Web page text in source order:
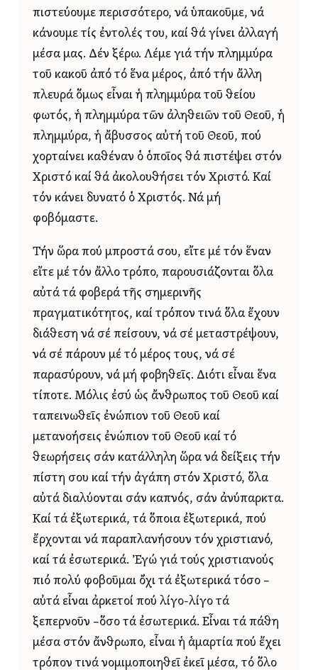
πιστεύουμε περισσότερο, νά ὑπακοῦμε, νά
κάνουμε τίς ἐντολές του, καί θά γίνει ἀλλαγή
μέσα μας. Δέν ξέρω. Λέμε γιά τήν πλημμύρα
τοῦ κακοῦ ἀπό τό ἕνα μέρος, ἀπό τήν ἄλλη
πλευρά ὅμως εἶναι ἡ πλημμύρα τοῦ θείου
φωτός, ἡ πλημμύρα τῶν ἀληθειῶν τοῦ Θεοῦ, ἡ
πλημμύρα, ἡ ἄβυσσος αὐτή τοῦ Θεοῦ, πού
χορταίνει καθέναν ὁ ὁποῖος θά πιστέψει στόν
Χριστό καί θά ἀκολουθήσει τόν Χριστό. Καί
τόν κάνει δυνατό ὁ Χριστός. Νά μή
φοβόμαστε.
Τήν ὥρα πού μπροστά σου, εἴτε μέ τόν ἕναν
εἴτε μέ τόν ἄλλο τρόπο, παρουσιάζονται ὅλα
αὐτά τά φοβερά τῆς σημερινῆς
πραγματικότητος, καί τρόπον τινά ὅλα ἔχουν
διάθεση νά σέ πείσουν, νά σέ μεταστρέψουν,
νά σέ πάρουν μέ τό μέρος τους, νά σέ
παρασύρουν, νά μή φοβηθεῖς. Διότι εἶναι ἕνα
τίποτε. Μόλις ἐσύ ὡς ἄνθρωπος τοῦ Θεοῦ καί
ταπεινωθεῖς ἐνώπιον τοῦ Θεοῦ καί
μετανοήσεις ἐνώπιον τοῦ Θεοῦ καί τό
θεωρήσεις σάν κατάλληλη ὥρα νά δείξεις τήν
πίστη σου καί τήν ἀγάπη στόν Χριστό, ὅλα
αὐτά διαλύονται σάν καπνός, σάν ἀνύπαρκτα.
Καί τά ἐξωτερικά, τά ὅποια ἐξωτερικά, πού
ἔρχονται νά παραπλανήσουν τόν χριστιανό,
καί τά ἐσωτερικά. Ἐγώ γιά τούς χριστιανούς
πιό πολύ φοβοῦμαι ὄχι τά ἐξωτερικά τόσο –
αὐτά εἶναι ἀρκετοί πού λίγο‑λίγο τά
ξεπερνοῦν –ὅσο τά ἐσωτερικά. Εἶναι τά πάθη
μέσα στόν ἄνθρωπο, εἶναι ἡ ἁμαρτία πού ἔχει
τρόπον τινά νομιμοποιηθεῖ ἐκεῖ μέσα, τό ὅλο